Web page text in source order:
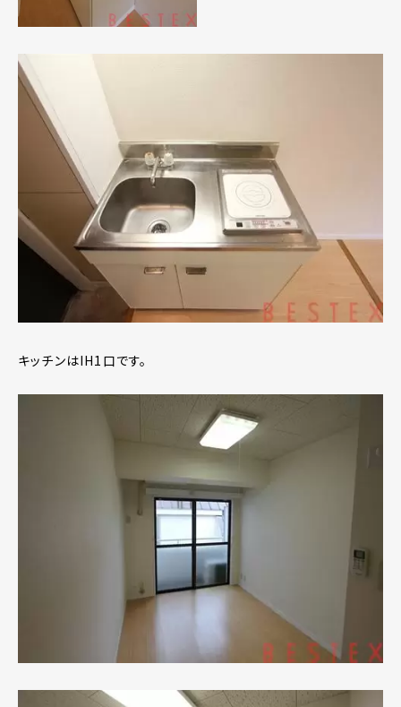
キッチンはIH1口です。